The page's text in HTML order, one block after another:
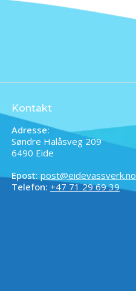
Kontakt
Adresse:
Søndre Halåsveg 209
6490 Eide
Epost: post@eidevassverk.no
Telefon: +47 71 29 69 39